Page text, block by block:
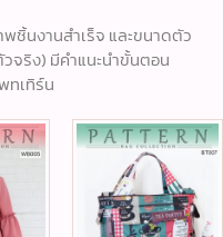
ชิ้นงานสำเร็จ และขนาดตัว
จริง) มีคำแนะนำขั้นตอน
ทเทิร์น